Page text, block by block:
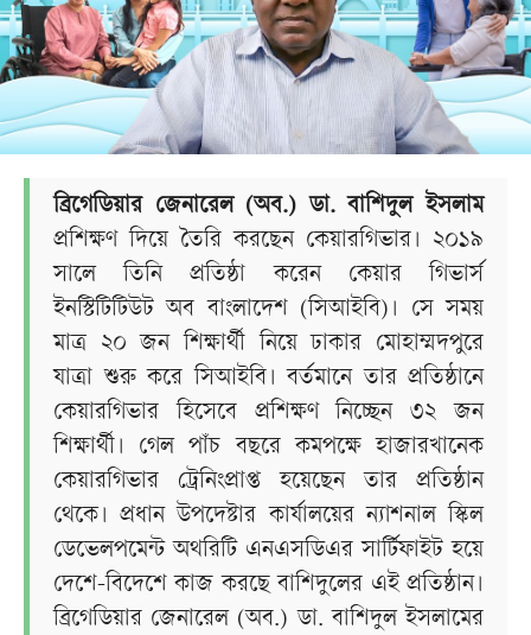
ব্রিগেডিয়ার জেনারেল (অব.) ডা. বাশিদুল ইসলাম
প্রশিক্ষণ দিয়ে তৈরি করছেন কেয়ারগিভার। ২০১৯
সালে তিনি প্রতিষ্ঠা করেন কেয়ার গিভার্স
ইনস্টিটিটিউট অব বাংলাদেশ (সিআইবি)। সে সময়
মাত্র ২০ জন শিক্ষার্থী নিয়ে ঢাকার মোহাম্মদপুরে
যাত্রা শুরু করে সিআইবি। বর্তমানে তার প্রতিষ্ঠানে
কেয়ারগিভার হিসেবে প্রশিক্ষণ নিচ্ছেন ৩২ জন
শিক্ষার্থী। গেল পাঁচ বছরে কমপক্ষে হাজারখানেক
কেয়ারগিভার ট্রেনিংপ্রাপ্ত হয়েছেন তার প্রতিষ্ঠান
থেকে। প্রধান উপদেষ্টার কার্যালয়ের ন্যাশনাল স্কিল
ডেভেলপমেন্ট অথরিটি এনএসডিএর সার্টিফাইট হয়ে
দেশে-বিদেশে কাজ করছে বাশিদুলের এই প্রতিষ্ঠান।
ব্রিগেডিয়ার জেনারেল (অব.) ডা. বাশিদুল ইসলামের